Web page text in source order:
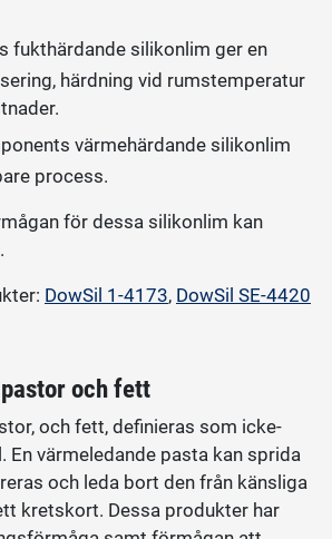
fukthärdande silikonlim ger en
härdning vid rumstemperatur
värmehärdande silikonlim
process.
för dessa silikonlim kan
DowSil 1-4173, DowSil SE-4420
och fett
och fett, definieras som icke-
En värmeledande pasta kan sprida
och leda bort den från känsliga
kretskort. Dessa produkter har